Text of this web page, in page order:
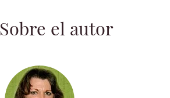
Sobre el autor